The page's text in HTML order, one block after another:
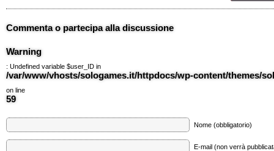
Commenta o partecipa alla discussione
Warning
: Undefined variable $user_ID in
/var/www/vhosts/sologames.it/httpdocs/wp-content/themes/
on line
59
Nome (obbligatorio)
E-mail (non verrà